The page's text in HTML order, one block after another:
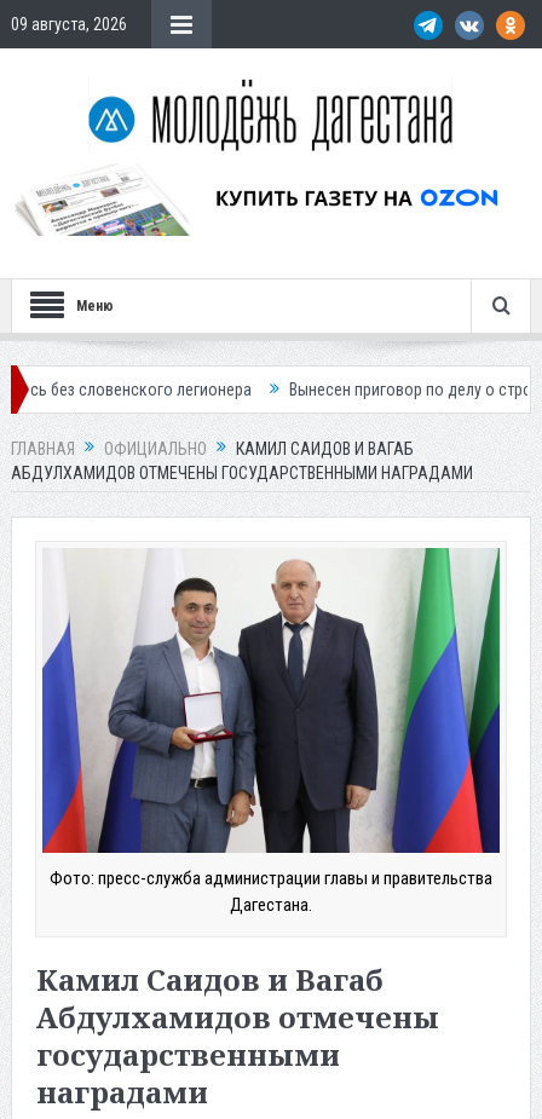
09 августа, 2026
Меню
легионера Вынесен приговор по делу о строительстве
ГЛАВНАЯ ОФИЦИАЛЬНО
КАМИЛ САИДОВ И ВАГАБ
АБДУЛХАМИДОВ ОТМЕЧЕНЫ ГОСУДАРСТВЕННЫМИ НАГРАДАМИ
Фото: пресс-служба администрации главы и правительства
Дагестана.
Камил Саидов и Вагаб
Абдулхамидов отмечены
государственными
наградами